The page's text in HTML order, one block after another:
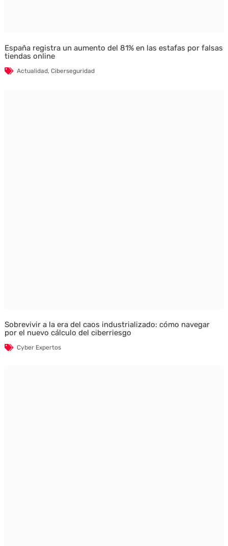
España registra un aumento del 81% en las estafas por falsas
tiendas online
Actualidad, Ciberseguridad
Sobrevivir a la era del caos industrializado: cómo navegar
por el nuevo cálculo del ciberriesgo
Cyber Expertos